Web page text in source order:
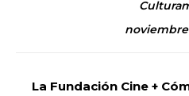
noviembre
La Fundación Cine +